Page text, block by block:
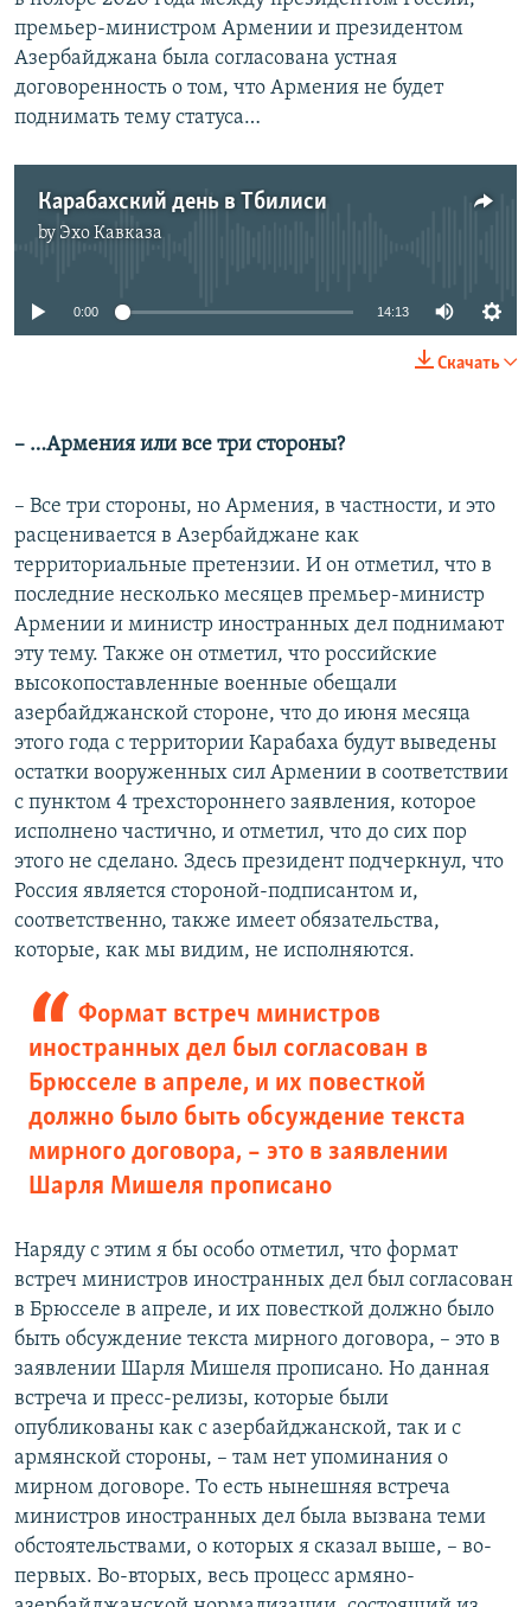
премьер-министром Армении и президентом
Азербайджана была согласована устная
договоренность о том, что Армения не будет
поднимать тему статуса…
Карабахский день в Тбилиси
by Эхо Кавказа
0:00 14:13
Скачать
– …Армения или все три стороны?
– Все три стороны, но Армения, в частности, и это
расценивается в Азербайджане как
территориальные претензии. И он отметил, что в
последние несколько месяцев премьер-министр
Армении и министр иностранных дел поднимают
эту тему. Также он отметил, что российские
высокопоставленные военные обещали
азербайджанской стороне, что до июня месяца
этого года с территории Карабаха будут выведены
остатки вооруженных сил Армении в соответствии
с пунктом 4 трехстороннего заявления, которое
исполнено частично, и отметил, что до сих пор
этого не сделано. Здесь президент подчеркнул, что
Россия является стороной-подписантом и,
соответственно, также имеет обязательства,
которые, как мы видим, не исполняются.
Формат встреч министров
иностранных дел был согласован в
Брюсселе в апреле, и их повесткой
должно было быть обсуждение текста
мирного договора, – это в заявлении
Шарля Мишеля прописано
Наряду с этим я бы особо отметил, что формат
встреч министров иностранных дел был согласован
в Брюсселе в апреле, и их повесткой должно было
быть обсуждение текста мирного договора, – это в
заявлении Шарля Мишеля прописано. Но данная
встреча и пресс-релизы, которые были
опубликованы как с азербайджанской, так и с
армянской стороны, – там нет упоминания о
мирном договоре. То есть нынешняя встреча
министров иностранных дел была вызвана теми
обстоятельствами, о которых я сказал выше, – во-
первых. Во-вторых, весь процесс армяно-